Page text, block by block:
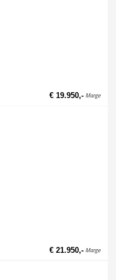
€ 19.950,- Marge
€ 21.950,- Marge